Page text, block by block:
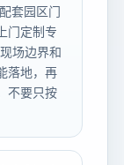
套园区门
门定制专
场边界和
落地，再
不要只按